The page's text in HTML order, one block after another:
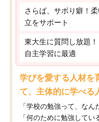
さらば、サボり癖！
立をサポート
東大生に質問し放題
自主学習に最適
学びを愛する人材を
て、主体的に学べる
「学校の勉強って、なん
「何のために勉強してい